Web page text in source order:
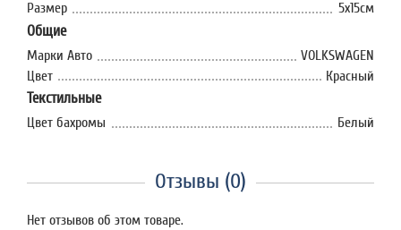
Размер 5х15см
Общие
Марки Авто
VOLKSWAGEN
Цвет
Красный
Текстильные
Цвет бахромы Белый
Отзывы (0)
Нет отзывов об этом товаре.